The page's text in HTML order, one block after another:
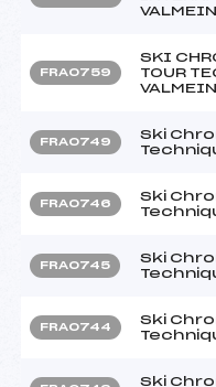
FRA0759
SKI
TOUR
FRA0749
Ski
FRA0746
Ski
FRA0745
Ski
FRA0744
Ski
Ski